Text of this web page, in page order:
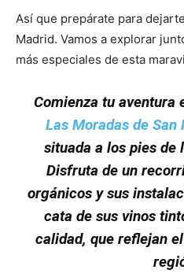
Así que prepárate para
Madrid. Vamos a explorar
más especiales de esta
Comienza tu aventura
Las Moradas de San
situada a los pies de
Disfruta de un
orgánicos y sus
cata de sus vinos
calidad, que reflejan